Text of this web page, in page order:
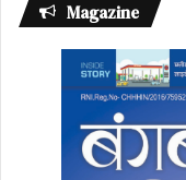
Magazine